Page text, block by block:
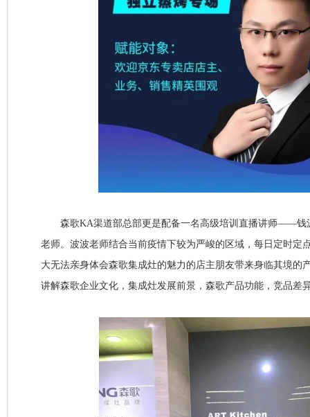
森歌KA渠道部总部更是配备一名高级培训直播讲师——钱
老师。波波老师结合当前疫情下较为严峻的区域，每日定时定
大无法亲身体会森歌集成灶的魅力的店主朋友带来身临其境的
讲解森歌企业文化，集成灶发展前景，森歌产品功能，竞品差